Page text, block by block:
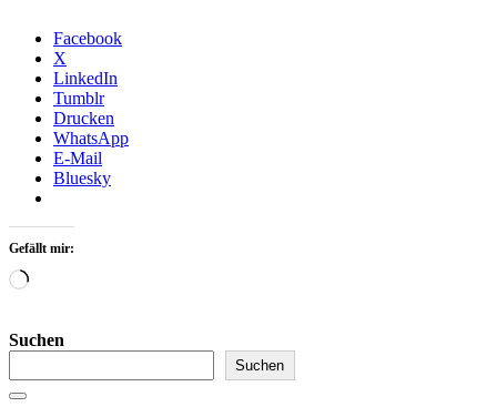
Facebook
X
LinkedIn
Tumblr
Drucken
WhatsApp
E-Mail
Bluesky
Gefällt mir:
Wird
Suchen
Suchen